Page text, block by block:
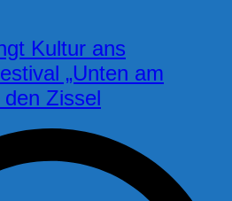
Kultur ans
„Unten am
den Zissel